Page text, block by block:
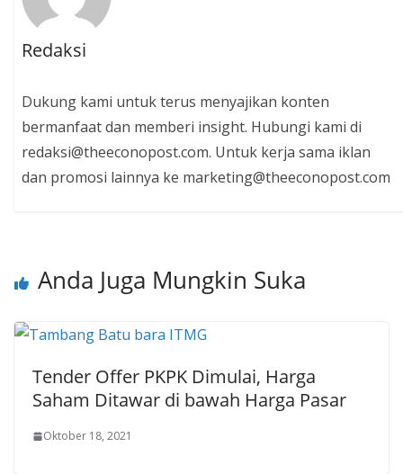
Redaksi
Dukung kami untuk terus menyajikan konten
bermanfaat dan memberi insight. Hubungi kami di
redaksi@theeconopost.com. Untuk kerja sama iklan
dan promosi lainnya ke marketing@theeconopost.com
Anda Juga Mungkin Suka
Tender Offer PKPK Dimulai, Harga
Saham Ditawar di bawah Harga Pasar
Oktober 18, 2021